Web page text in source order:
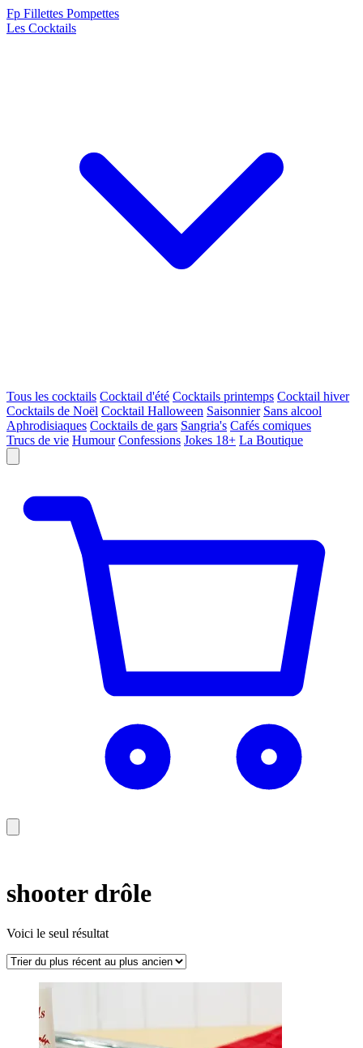
Fp Fillettes Pompettes
Les Cocktails
Tous les cocktails Cocktail d'été Cocktails printemps Cocktail hiver
Cocktails de Noël Cocktail Halloween Saisonnier Sans alcool
Aphrodisiaques Cocktails de gars Sangria's Cafés comiques
Trucs de vie Humour Confessions Jokes 18+ La Boutique
shooter drôle
Voici le seul résultat